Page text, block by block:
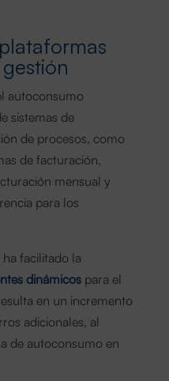
autoconsumo
sistemas de
de procesos, como
de facturación,
mensual y
para los
facilitado la
dinámicospara el
en un incremento
adicionales, al
de autoconsumo en